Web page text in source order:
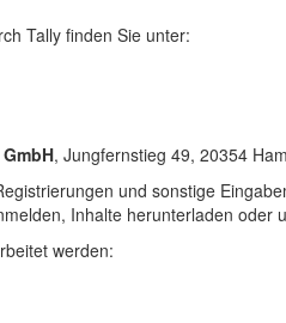
Tally finden Sie unter:
, Jungfernstieg 49, 20354
und sonstige
Inhalte herunterladen oder
werden: